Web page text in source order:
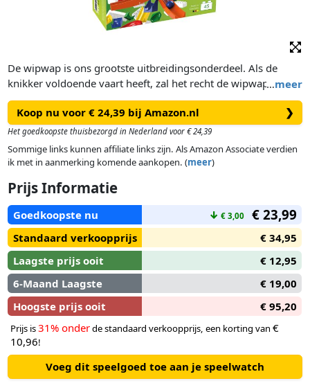
…meer
De wipwap is ons grootste uitbreidingsonderdeel. Als de
knikker voldoende vaart heeft, zal het recht de wipwap
inrollen en daarna doorgaan met een toenemende snelheid.
En omdat je nooit genoeg wipwappen kunt hebben, zitten er
hier twee van in deze set, met daarnaast nog baanelementen,
bouwstenen, een grondplaat en knikkers.
Koop nu voor € 24,39 bij Amazon.nl ❯
Het goedkoopste thuisbezorgd in Nederland voor € 24,39
Sommige links kunnen affiliate links zijn. Als Amazon Associate verdien
ik met in aanmerking komende aankopen. (meer)
Prijs Informatie
Goedkoopste nu ↓ € 3,00 € 23,99
Standaard verkoopprijs
€ 34,95
Laagste prijs ooit
€ 12,95
6-Maand Laagste
€ 19,00
Hoogste prijs ooit
€ 95,20
Prijs is31% onderde standaard verkoopprijs, een korting van €
10,96!
Voeg dit speelgoed toe aan je speelwatch